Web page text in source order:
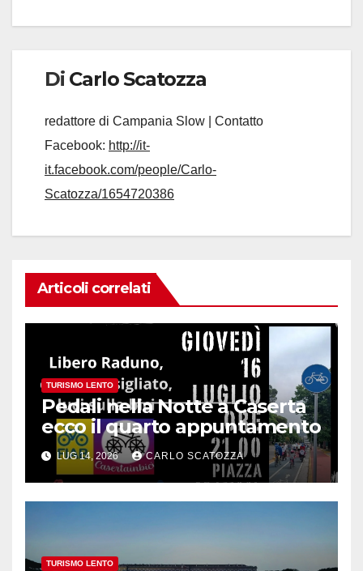
Di Carlo Scatozza
redattore di Campania Slow | Contatto
Facebook: http://it-
it.facebook.com/people/Carlo-
Scatozza/1654720386
Articoli correlati
TURISMO LENTO
Pedali nella Notte a Caserta
ecco il quarto appuntamento
LUG 14, 2026 CARLO SCATOZZA
TURISMO LENTO